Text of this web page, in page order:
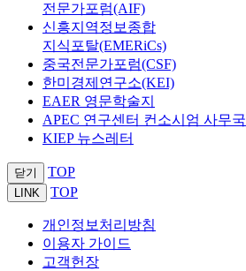
전문가포럼(AIF)
신흥지역정보종합
지식포탈(EMERiCs)
중국전문가포럼(CSF)
한미경제연구소(KEI)
EAER 영문학술지
APEC 연구센터 컨소시엄 사무국
KIEP 뉴스레터
닫기 TOP
LINK TOP
개인정보처리방침
이용자 가이드
고객헌장